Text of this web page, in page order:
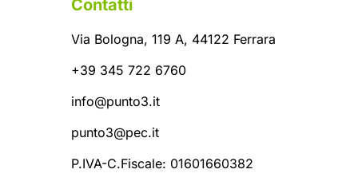
Contatti
Via Bologna, 119 A, 44122 Ferrara
+39 345 722 6760
info@punto3.it
punto3@pec.it
P.IVA-C.Fiscale: 01601660382